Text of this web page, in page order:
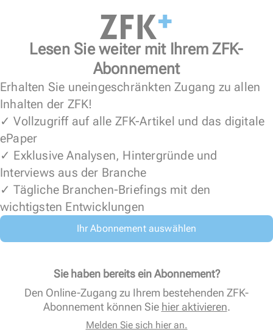
Lesen Sie weiter mit Ihrem ZFK-
Abonnement
Erhalten Sie uneingeschränkten Zugang zu allen
Inhalten der ZFK!
✓ Vollzugriff auf alle ZFK-Artikel und das digitale
ePaper
✓ Exklusive Analysen, Hintergründe und
Interviews aus der Branche
✓ Tägliche Branchen-Briefings mit den
wichtigsten Entwicklungen
Ihr Abonnement auswählen
Sie haben bereits ein Abonnement?
Den Online-Zugang zu Ihrem bestehenden ZFK-
Abonnement können Sie hier aktivieren.
Melden Sie sich hier an.